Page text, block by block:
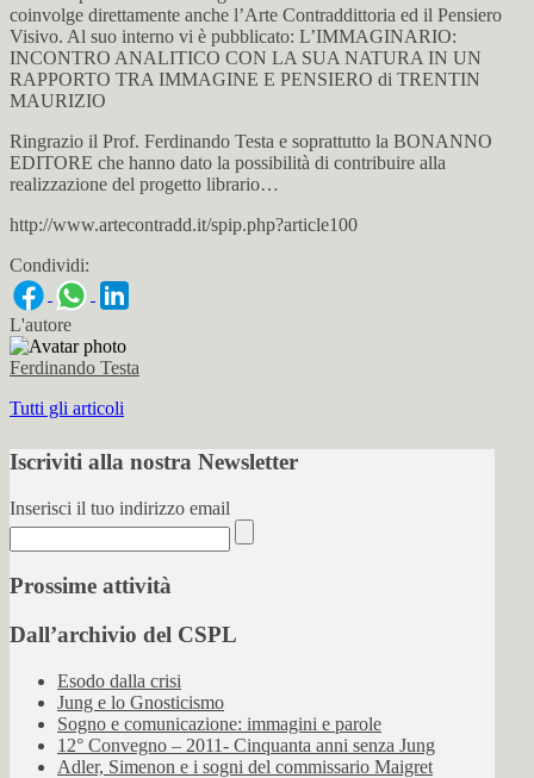
coinvolge direttamente anche l’Arte Contraddittoria ed il Pensiero
Visivo. Al suo interno vi è pubblicato: L’IMMAGINARIO:
INCONTRO ANALITICO CON LA SUA NATURA IN UN
RAPPORTO TRA IMMAGINE E PENSIERO di TRENTIN
MAURIZIO
Ringrazio il Prof. Ferdinando Testa e soprattutto la BONANNO
EDITORE che hanno dato la possibilità di contribuire alla
realizzazione del progetto librario…
http://www.artecontradd.it/spip.php?article100
Condividi:
L'autore
Ferdinando Testa
Tutti gli articoli
Iscriviti alla nostra Newsletter
Inserisci il tuo indirizzo email
Prossime attività
Dall’archivio del CSPL
Esodo dalla crisi
Jung e lo Gnosticismo
Sogno e comunicazione: immagini e parole
12° Convegno – 2011- Cinquanta anni senza Jung
Adler, Simenon e i sogni del commissario Maigret